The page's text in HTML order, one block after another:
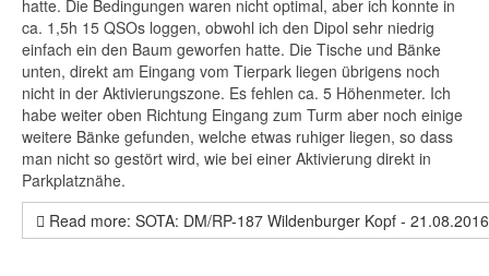
hatte. Die Bedingungen waren nicht optimal, aber ich konnte in
ca. 1,5h 15 QSOs loggen, obwohl ich den Dipol sehr niedrig
einfach ein den Baum geworfen hatte. Die Tische und Bänke
unten, direkt am Eingang vom Tierpark liegen übrigens noch
nicht in der Aktivierungszone. Es fehlen ca. 5 Höhenmeter. Ich
habe weiter oben Richtung Eingang zum Turm aber noch einige
weitere Bänke gefunden, welche etwas ruhiger liegen, so dass
man nicht so gestört wird, wie bei einer Aktivierung direkt in
Parkplatznähe.
Read more: SOTA: DM/RP-187 Wildenburger Kopf - 21.08.2016